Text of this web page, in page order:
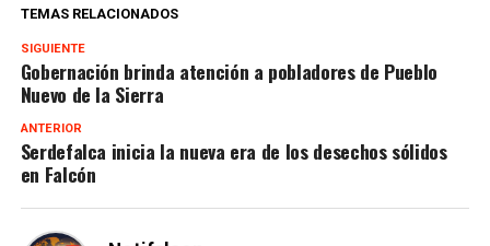
TEMAS RELACIONADOS
SIGUIENTE
Gobernación brinda atención a pobladores de Pueblo
Nuevo de la Sierra
ANTERIOR
Serdefalca inicia la nueva era de los desechos sólidos
en Falcón